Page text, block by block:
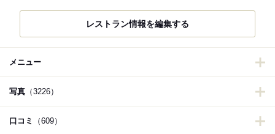
レストラン情報を編集する
メニュー
写真 （3226）
口コミ （609）